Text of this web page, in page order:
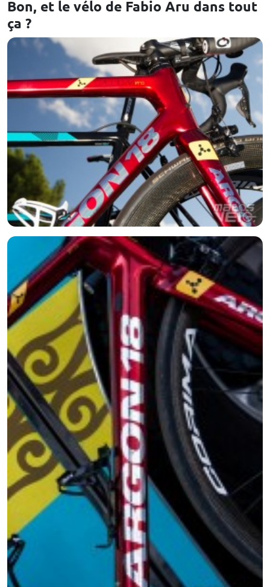
Bon, et le vélo de Fabio Aru dans tout
ça ?